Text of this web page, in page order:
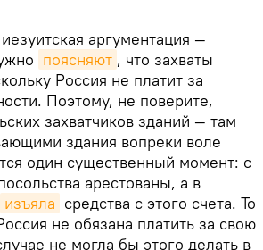
аргументация —
поясняют , что захваты
Россия не платит за
Поэтому, не поверите,
захватчиков зданий — там
здания вопреки воле
один существенный момент: с
арестованы, а в
изъяла средства с этого счета. То
не обязана платить за свою
не могла бы этого делать в